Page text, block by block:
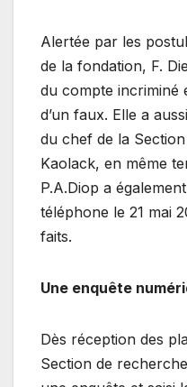
Alertée par les
de la fondation, F.
du compte incriminé
d’un faux. Elle a
du chef de la
Kaolack, en même
P.A.Diop a
téléphone le 21 mai
faits.
Une enquête
Dès réception des
Section de